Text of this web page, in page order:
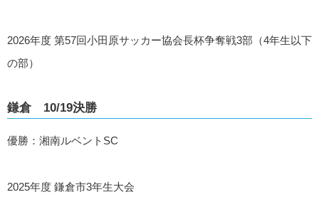
2026年度 第57回小田原サッカー協会長杯争奪戦3部（4年生以下
の部）
鎌倉 10/19決勝
優勝：湘南ルベントSC
2025年度 鎌倉市3年生大会